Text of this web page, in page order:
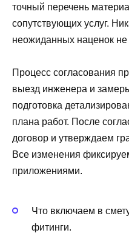
точный перечень
сопутствующих услуг.
неожиданных наценок не
Процесс согласования
выезд инженера и
подготовка
плана работ. После
договор и утверждаем
Все изменения
приложениями.
Что включаем в
фитинги.